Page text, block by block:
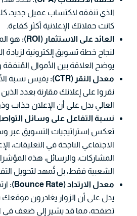
الذي تنفقه لاكتساب عميل جديد،
كانت حملاتك الإعلانية أكثر كفاءة.
العائد على الاستثمار (ROI):
هو
لنجاح خطة تسويق إلكترونية لزيادة
يوضح العلاقة بين الأموال المُنفقة
معدل النقر (CTR):
يقيس نسبة
العالي يدل على أن الإعلان جذاب
نسبة التفاعل على وسائل
تعكس استراتيجيات التسويق عبر
الاجتماعي الناجحة في التعليقات،
المشاركات، والرسائل، هذه
الشعبية فقط، بل تُمهد لتحويل
معدل الارتداد (Bounce Rate):
يدل على أن الزوار يغادرون
تصفحه، مما قد يشير إلى ضعف في